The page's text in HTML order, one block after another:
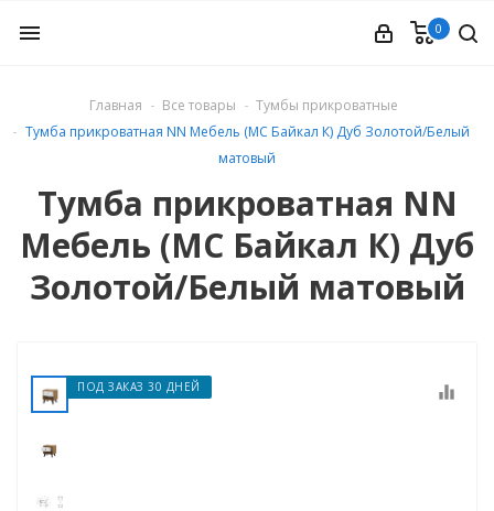
menu 0
Главная Все товары
Тумбы прикроватные
Тумба прикроватная NN Мебель (МС Байкал К) Дуб Золотой/Белый
матовый
Тумба прикроватная NN
Мебель (МС Байкал К) Дуб
Золотой/Белый матовый
ПОД ЗАКАЗ 30 ДНЕЙ equalizer